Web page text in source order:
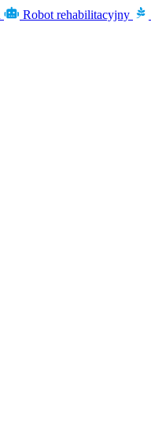
Robot rehabilitacyjny